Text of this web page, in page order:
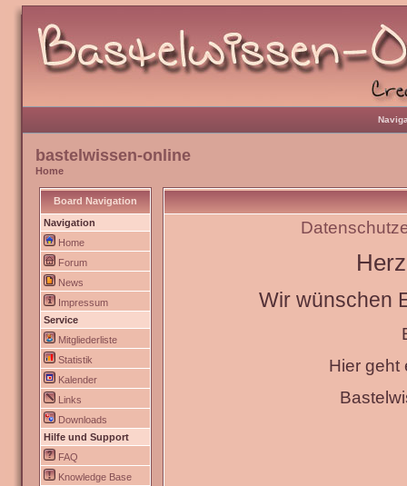
bastelwissen-online
Home
Board Navigation
Navigation
Home
Forum
News
Impressum
Service
Mitgliederliste
Statistik
Kalender
Links
Downloads
Hilfe und Support
FAQ
Knowledge Base
Wir wünschen
Hier geht